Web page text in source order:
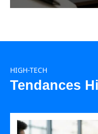
HIGH-TECH
Tendances